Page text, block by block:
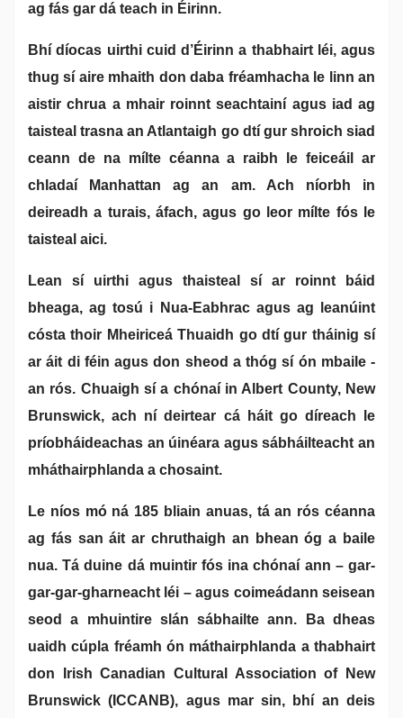
ag fás gar dá teach in Éirinn.
Bhí díocas uirthi cuid d’Éirinn a thabhairt léi, agus
thug sí aire mhaith don daba fréamhacha le linn an
aistir chrua a mhair roinnt seachtainí agus iad ag
taisteal trasna an Atlantaigh go dtí gur shroich siad
ceann de na mílte céanna a raibh le feiceáil ar
chladaí Manhattan ag an am. Ach níorbh in
deireadh a turais, áfach, agus go leor mílte fós le
taisteal aici.
Lean sí uirthi agus thaisteal sí ar roinnt báid
bheaga, ag tosú i Nua-Eabhrac agus ag leanúint
cósta thoir Mheiriceá Thuaidh go dtí gur tháinig sí
ar áit di féin agus don sheod a thóg sí ón mbaile -
an rós. Chuaigh sí a chónaí in Albert County, New
Brunswick, ach ní deirtear cá háit go díreach le
príobháideachas an úinéara agus sábháilteacht an
mháthairphlanda a chosaint.
Le níos mó ná 185 bliain anuas, tá an rós céanna
ag fás san áit ar chruthaigh an bhean óg a baile
nua. Tá duine dá muintir fós ina chónaí ann – gar-
gar-gar-gharneacht léi – agus coimeádann seisean
seod a mhuintire slán sábhailte ann. Ba dheas
uaidh cúpla fréamh ón máthairphlanda a thabhairt
don Irish Canadian Cultural Association of New
Brunswick (ICCANB), agus mar sin, bhí an deis